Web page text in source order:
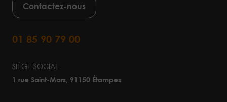
Contactez-nous
01 85 90 79 00
SIÈGE SOCIAL
1 rue Saint-Mars, 91150 Étampes